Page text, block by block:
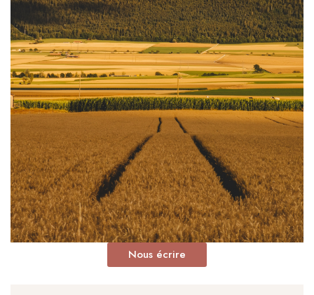
Nous écrire